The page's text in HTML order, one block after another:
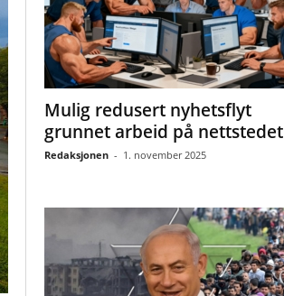
Mulig redusert nyhetsflyt
grunnet arbeid på nettstedet
Redaksjonen - 1. november 2025